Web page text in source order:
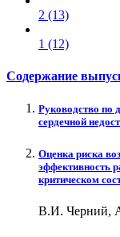
2 (13)
1 (12)
Содержание
Руководство по
сердечной
Оценка риска
эффективность
критическом
В.И. Черний,